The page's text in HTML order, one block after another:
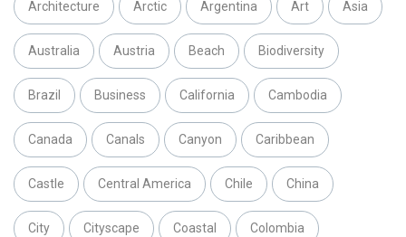
Architecture Arctic Argentina Art Asia
Australia Austria Beach Biodiversity
Brazil Business California Cambodia
Canada Canals Canyon Caribbean
Castle Central America Chile China
City Cityscape Coastal Colombia